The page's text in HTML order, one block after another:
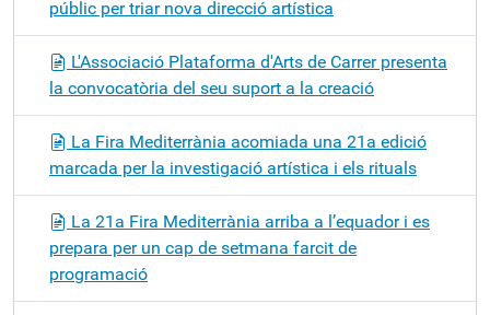
públic per triar nova direcció artística
L'Associació Plataforma d'Arts de Carrer presenta
la convocatòria del seu suport a la creació
La Fira Mediterrània acomiada una 21a edició
marcada per la investigació artística i els rituals
La 21a Fira Mediterrània arriba a l’equador i es
prepara per un cap de setmana farcit de
programació